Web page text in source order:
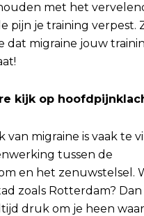
met het
pijn je training verpest.
dat migraine jouw
kijk op
van migraine is vaak te
tussen de
en het zenuwstelsel.
zoals Rotterdam? Dan
druk om je heen